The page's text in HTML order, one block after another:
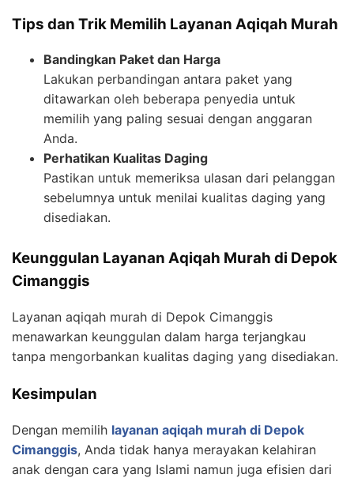
Tips dan Trik Memilih Layanan Aqiqah Murah
Bandingkan Paket dan Harga
Lakukan perbandingan antara paket yang
ditawarkan oleh beberapa penyedia untuk
memilih yang paling sesuai dengan anggaran
Anda.
Perhatikan Kualitas Daging
Pastikan untuk memeriksa ulasan dari pelanggan
sebelumnya untuk menilai kualitas daging yang
disediakan.
Keunggulan Layanan Aqiqah Murah di Depok
Cimanggis
Layanan aqiqah murah di Depok Cimanggis
menawarkan keunggulan dalam harga terjangkau
tanpa mengorbankan kualitas daging yang disediakan.
Kesimpulan
Dengan memilih layanan aqiqah murah di Depok
Cimanggis, Anda tidak hanya merayakan kelahiran
anak dengan cara yang Islami namun juga efisien dari